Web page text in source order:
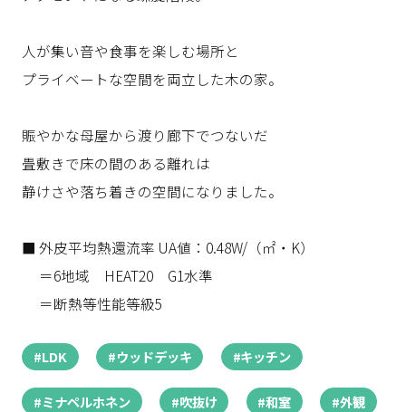
人が集い音や食事を楽しむ場所と
プライベートな空間を両立した木の家。
賑やかな母屋から渡り廊下でつないだ
畳敷きで床の間のある離れは
静けさや落ち着きの空間になりました。
■ 外皮平均熱還流率 UA値：0.48W/（㎡・K）
＝6地域 HEAT20 G1水準
＝断熱等性能等級5
#LDK #ウッドデッキ #キッチン
#ミナペルホネン #吹抜け #和室 #外観